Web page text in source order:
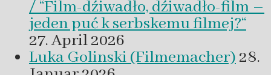
/ “Film-dźiwadło, dźiwadło-film –
jeden puć k serbskemu filmej?“
27. April 2026
Luka Golinski (Filmemacher)28.